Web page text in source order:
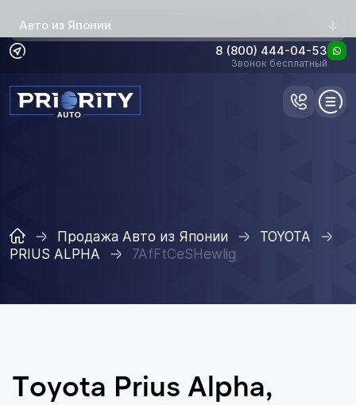
Авто из Японии
8 (800) 444-04-53
Звонок бесплатный
Продажа Авто из Японии
TOYOTA
PRIUS ALPHA
7AfFtCeSHewlig
Toyota Prius Alpha,